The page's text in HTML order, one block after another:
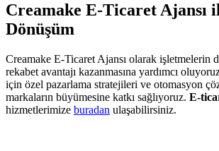
Creamake E-Ticaret Ajansı
Dönüşüm
Creamake E-Ticaret Ajansı olarak işletmelerin
rekabet avantajı kazanmasına yardımcı
için özel pazarlama stratejileri ve otomasyon
markaların büyümesine katkı sağlıyoruz. E-
hizmetlerimize buradan ulaşabilirsiniz.